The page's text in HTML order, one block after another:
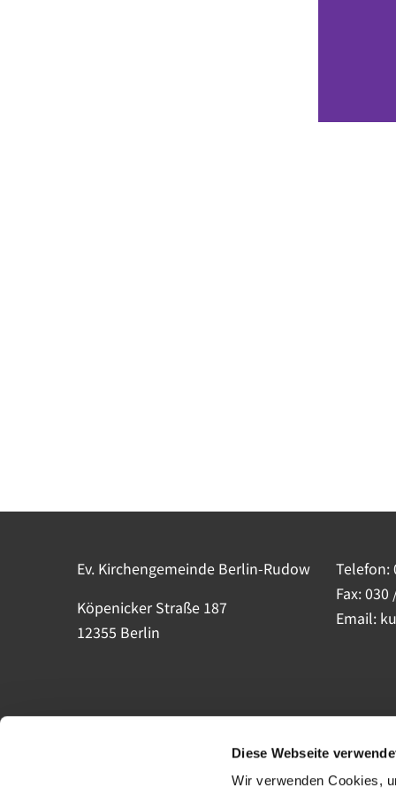
Diese Webseite
Wir verwenden Cookies,
Ev. Kirchengemeinde Berlin-Rudow
Köpenicker Straße 187
12355 Berlin
Telefon:
Fax: 030
Email: